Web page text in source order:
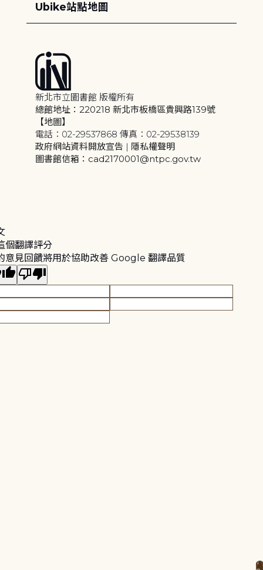
Ubike站點地圖
新北市立圖書館 版權所有
總館地址：220218 新北市板橋區貴興路139號
【地圖】
電話：02-29537868 傳真：02-29538139
政府網站資料開放宣告 | 隱私權聲明
圖書館信箱：cad2170001@ntpc.gov.tw
個翻譯評分
意見回饋將用於協助改善 Google 翻譯品質